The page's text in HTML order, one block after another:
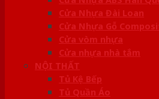
Cửa Nhựa Đài Loan
Cửa Nhựa Gỗ
Cửa vòm nhựa
Cửa nhựa nhà tắm
NỘI THẤT
Tủ Kệ Bếp
Tủ Quần Áo